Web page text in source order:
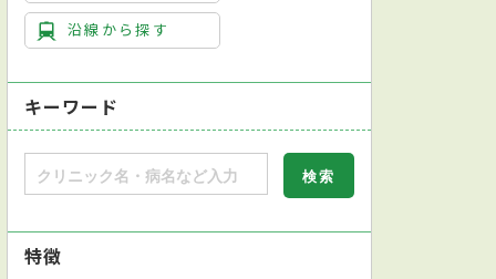
沿線から探す
キーワード
特徴